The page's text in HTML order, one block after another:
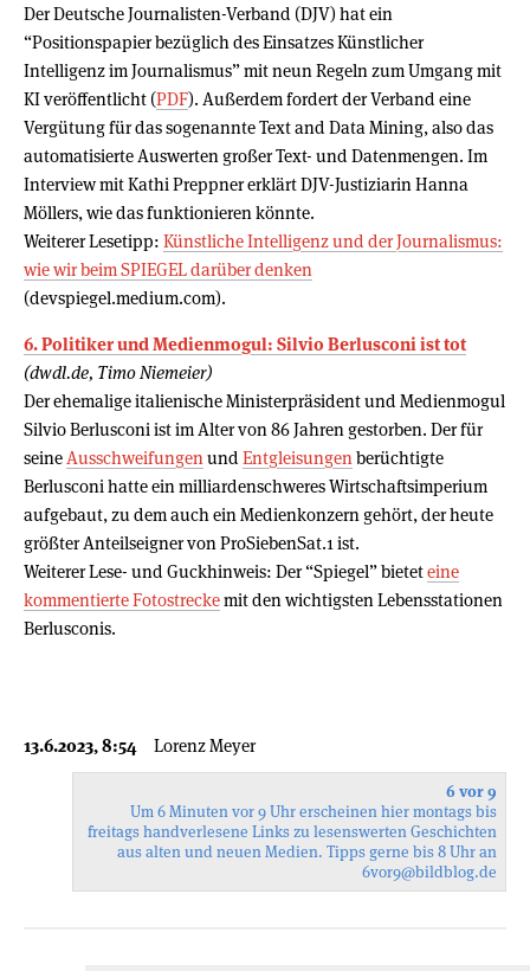
Der Deutsche Journalisten-Verband (DJV) hat ein
“Positionspapier bezüglich des Einsatzes Künstlicher
Intelligenz im Journalismus” mit neun Regeln zum Umgang mit
KI veröffentlicht (PDF). Außerdem fordert der Verband eine
Vergütung für das sogenannte Text and Data Mining, also das
automatisierte Auswerten großer Text- und Datenmengen. Im
Interview mit Kathi Preppner erklärt DJV-Justiziarin Hanna
Möllers, wie das funktionieren könnte.
Weiterer Lesetipp: Künstliche Intelligenz und der Journalismus:
wie wir beim SPIEGEL darüber denken
(devspiegel.medium.com).
6. Politiker und Medienmogul: Silvio Berlusconi ist tot
(dwdl.de, Timo Niemeier)
Der ehemalige italienische Ministerpräsident und Medienmogul
Silvio Berlusconi ist im Alter von 86 Jahren gestorben. Der für
seine Ausschweifungen und Entgleisungen berüchtigte
Berlusconi hatte ein milliardenschweres Wirtschaftsimperium
aufgebaut, zu dem auch ein Medienkonzern gehört, der heute
größter Anteilseigner von ProSiebenSat.1 ist.
Weiterer Lese- und Guckhinweis: Der “Spiegel” bieteteine
kommentierte Fotostreckemit den wichtigsten Lebensstationen
Berlusconis.
13.6.2023, 8:54 Lorenz Meyer
6 vor 9
Um 6 Minuten vor 9 Uhr erscheinen hier montags bis
freitags handverlesene Links zu lesenswerten Geschichten
aus alten und neuen Medien. Tipps gerne bis 8 Uhr an
6vor9@bildblog.de